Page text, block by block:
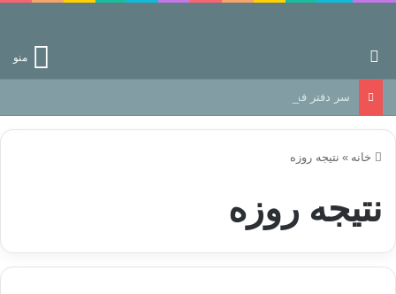
منو
سر دفتر فساد در زمین‌، دوری وکناره‌گیری از راه خداست‌!
خانه » نتیجه روزه
نتیجه روزه